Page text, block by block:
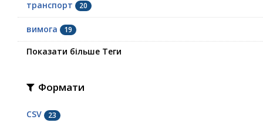
транспорт 20
вимога 19
Показати більше Теги
Формати
CSV 23